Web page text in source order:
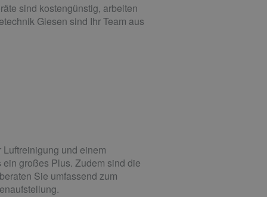
sind kostengünstig, arbeiten
Giesen sind Ihr Team aus
und einem
großes Plus. Zudem sind die
Sie umfassend zum